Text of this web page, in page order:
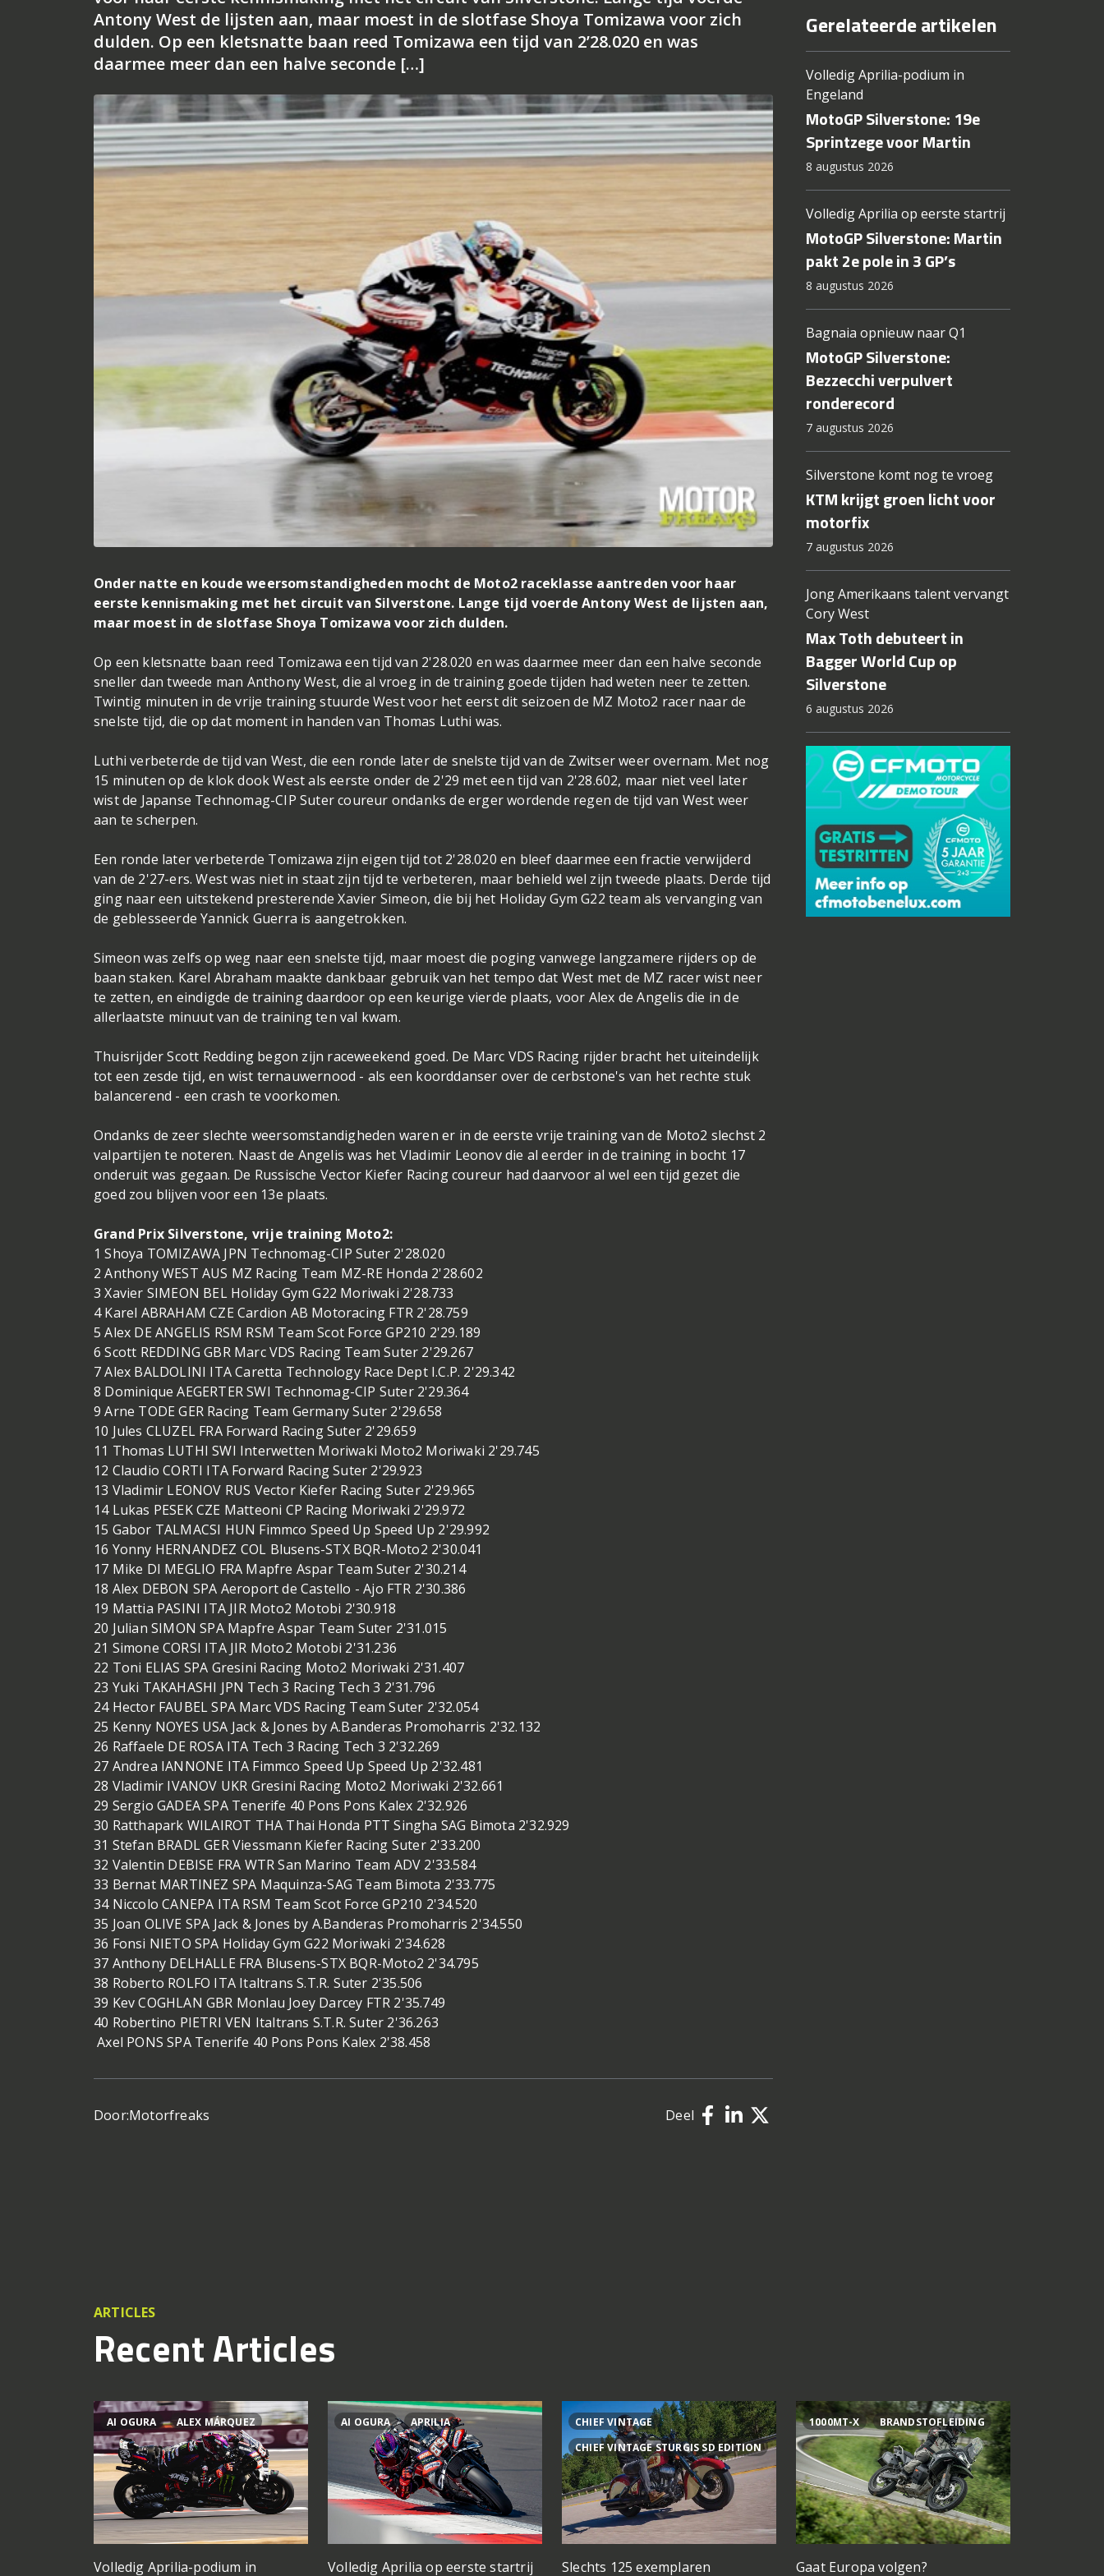
Antony West de lijsten aan, maar moest in de slotfase Shoya Tomizawa voor zich
dulden. Op een kletsnatte baan reed Tomizawa een tijd van 2’28.020 en was
daarmee meer dan een halve seconde […]
Onder natte en koude weersomstandigheden mocht de Moto2 raceklasse aantreden voor haar
eerste kennismaking met het circuit van Silverstone. Lange tijd voerde Antony West de lijsten aan,
maar moest in de slotfase Shoya Tomizawa voor zich dulden.
Op een kletsnatte baan reed Tomizawa een tijd van 2'28.020 en was daarmee meer dan een halve seconde
sneller dan tweede man Anthony West, die al vroeg in de training goede tijden had weten neer te zetten.
Twintig minuten in de vrije training stuurde West voor het eerst dit seizoen de MZ Moto2 racer naar de
snelste tijd, die op dat moment in handen van Thomas Luthi was.
Luthi verbeterde de tijd van West, die een ronde later de snelste tijd van de Zwitser weer overnam. Met nog
15 minuten op de klok dook West als eerste onder de 2'29 met een tijd van 2'28.602, maar niet veel later
wist de Japanse Technomag-CIP Suter coureur ondanks de erger wordende regen de tijd van West weer
aan te scherpen.
Een ronde later verbeterde Tomizawa zijn eigen tijd tot 2'28.020 en bleef daarmee een fractie verwijderd
van de 2'27-ers. West was niet in staat zijn tijd te verbeteren, maar behield wel zijn tweede plaats. Derde tijd
ging naar een uitstekend presterende Xavier Simeon, die bij het Holiday Gym G22 team als vervanging van
de geblesseerde Yannick Guerra is aangetrokken.
Simeon was zelfs op weg naar een snelste tijd, maar moest die poging vanwege langzamere rijders op de
baan staken. Karel Abraham maakte dankbaar gebruik van het tempo dat West met de MZ racer wist neer
te zetten, en eindigde de training daardoor op een keurige vierde plaats, voor Alex de Angelis die in de
allerlaatste minuut van de training ten val kwam.
Thuisrijder Scott Redding begon zijn raceweekend goed. De Marc VDS Racing rijder bracht het uiteindelijk
tot een zesde tijd, en wist ternauwernood - als een koorddanser over de cerbstone's van het rechte stuk
balancerend - een crash te voorkomen.
Ondanks de zeer slechte weersomstandigheden waren er in de eerste vrije training van de Moto2 slechst 2
valpartijen te noteren. Naast de Angelis was het Vladimir Leonov die al eerder in de training in bocht 17
onderuit was gegaan. De Russische Vector Kiefer Racing coureur had daarvoor al wel een tijd gezet die
goed zou blijven voor een 13e plaats.
Grand Prix Silverstone, vrije training Moto2:
1 Shoya TOMIZAWA JPN Technomag-CIP Suter 2'28.020
2 Anthony WEST AUS MZ Racing Team MZ-RE Honda 2'28.602
3 Xavier SIMEON BEL Holiday Gym G22 Moriwaki 2'28.733
4 Karel ABRAHAM CZE Cardion AB Motoracing FTR 2'28.759
5 Alex DE ANGELIS RSM RSM Team Scot Force GP210 2'29.189
6 Scott REDDING GBR Marc VDS Racing Team Suter 2'29.267
7 Alex BALDOLINI ITA Caretta Technology Race Dept I.C.P. 2'29.342
8 Dominique AEGERTER SWI Technomag-CIP Suter 2'29.364
9 Arne TODE GER Racing Team Germany Suter 2'29.658
10 Jules CLUZEL FRA Forward Racing Suter 2'29.659
11 Thomas LUTHI SWI Interwetten Moriwaki Moto2 Moriwaki 2'29.745
12 Claudio CORTI ITA Forward Racing Suter 2'29.923
13 Vladimir LEONOV RUS Vector Kiefer Racing Suter 2'29.965
14 Lukas PESEK CZE Matteoni CP Racing Moriwaki 2'29.972
15 Gabor TALMACSI HUN Fimmco Speed Up Speed Up 2'29.992
16 Yonny HERNANDEZ COL Blusens-STX BQR-Moto2 2'30.041
17 Mike DI MEGLIO FRA Mapfre Aspar Team Suter 2'30.214
18 Alex DEBON SPA Aeroport de Castello - Ajo FTR 2'30.386
19 Mattia PASINI ITA JIR Moto2 Motobi 2'30.918
20 Julian SIMON SPA Mapfre Aspar Team Suter 2'31.015
21 Simone CORSI ITA JIR Moto2 Motobi 2'31.236
22 Toni ELIAS SPA Gresini Racing Moto2 Moriwaki 2'31.407
23 Yuki TAKAHASHI JPN Tech 3 Racing Tech 3 2'31.796
24 Hector FAUBEL SPA Marc VDS Racing Team Suter 2'32.054
25 Kenny NOYES USA Jack & Jones by A.Banderas Promoharris 2'32.132
26 Raffaele DE ROSA ITA Tech 3 Racing Tech 3 2'32.269
27 Andrea IANNONE ITA Fimmco Speed Up Speed Up 2'32.481
28 Vladimir IVANOV UKR Gresini Racing Moto2 Moriwaki 2'32.661
29 Sergio GADEA SPA Tenerife 40 Pons Pons Kalex 2'32.926
30 Ratthapark WILAIROT THA Thai Honda PTT Singha SAG Bimota 2'32.929
31 Stefan BRADL GER Viessmann Kiefer Racing Suter 2'33.200
32 Valentin DEBISE FRA WTR San Marino Team ADV 2'33.584
33 Bernat MARTINEZ SPA Maquinza-SAG Team Bimota 2'33.775
34 Niccolo CANEPA ITA RSM Team Scot Force GP210 2'34.520
35 Joan OLIVE SPA Jack & Jones by A.Banderas Promoharris 2'34.550
36 Fonsi NIETO SPA Holiday Gym G22 Moriwaki 2'34.628
37 Anthony DELHALLE FRA Blusens-STX BQR-Moto2 2'34.795
38 Roberto ROLFO ITA Italtrans S.T.R. Suter 2'35.506
39 Kev COGHLAN GBR Monlau Joey Darcey FTR 2'35.749
40 Robertino PIETRI VEN Italtrans S.T.R. Suter 2'36.263
Axel PONS SPA Tenerife 40 Pons Pons Kalex 2'38.458
Door:Motorfreaks Deel
Gerelateerde artikelen
Volledig Aprilia-podium in
Engeland
MotoGP Silverstone: 19e
Sprintzege voor Martin
8 augustus 2026
Volledig Aprilia op eerste startrij
MotoGP Silverstone: Martin
pakt 2e pole in 3 GP’s
8 augustus 2026
Bagnaia opnieuw naar Q1
MotoGP Silverstone:
Bezzecchi verpulvert
ronderecord
7 augustus 2026
Silverstone komt nog te vroeg
KTM krijgt groen licht voor
motorfix
7 augustus 2026
Jong Amerikaans talent vervangt
Cory West
Max Toth debuteert in
Bagger World Cup op
Silverstone
6 augustus 2026
ARTICLES
Recent Articles
AI OGURA ALEX MÁRQUEZ
Volledig Aprilia-podium in
AI OGURA APRILIA
Volledig Aprilia op eerste startrij
CHIEF VINTAGE
CHIEF VINTAGE STURGIS SD EDITION
Slechts 125 exemplaren
1000MT-X BRANDSTOFLEIDING
Gaat Europa volgen?